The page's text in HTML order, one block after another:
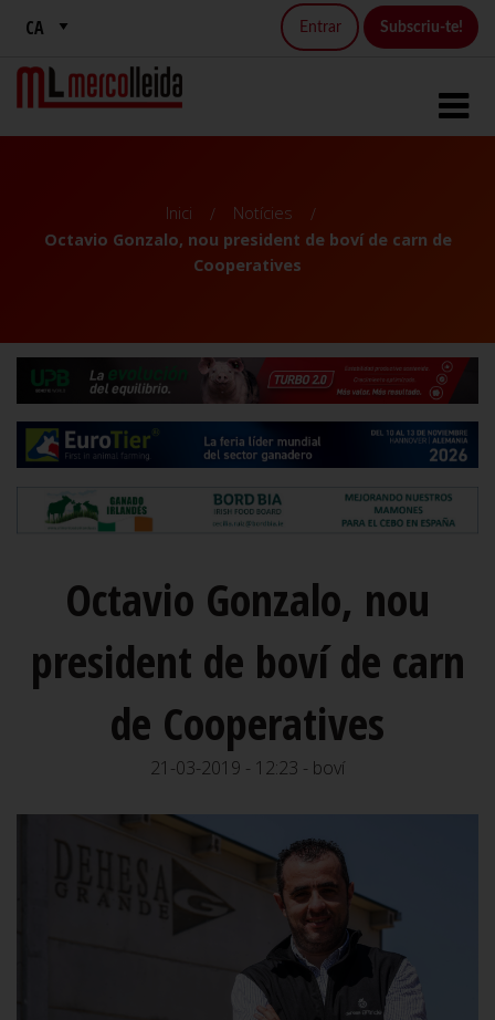
Entrar Subscriu-te!
Inici
Notícies
Octavio Gonzalo, nou president de boví de carn de
Cooperatives
Octavio Gonzalo, nou
president de boví de carn
de Cooperatives
21-03-2019 - 12:23 - boví